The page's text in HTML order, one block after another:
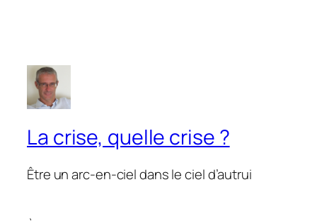
La crise, quelle crise ?
Être un arc-en-ciel dans le ciel d’autrui